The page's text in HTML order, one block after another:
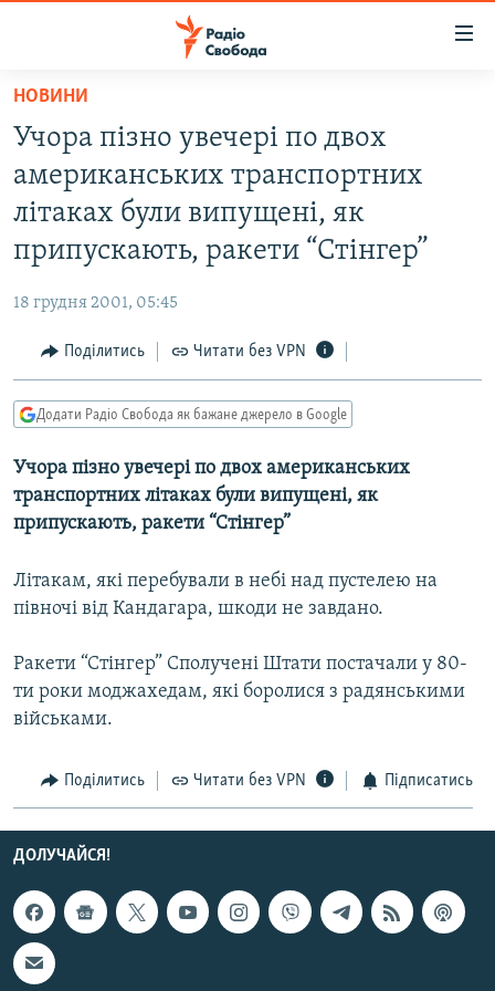
Перейти
основного
матеріалу
Перейти
до
основної
Перейти
пошуку
ВСЕ ЗА ДОБУ
СТАТТІ
СУСПІЛЬСТВО
КУЛЬТУРА
СПОРТ
СВІТ
ДОНБАС.РЕАЛІЇ
КРИМ.РЕАЛІЇ
ТИ ЯК?
КИТАЙ.ВИКЛИКИ
МУЛЬТИМЕДІА
СПЕЦПРОЄКТИ
КРИМ РЕАЛІЇ
РУС
КТАТ
ДОЛУЧАЙСЯ!
НОВИНИ
Учора пізно увечері по двох
американських транспортних
літаках були випущені, як
припускають, ракети “Стінгер”
18 грудня 2001, 05:45
Поділитись Читати без VPN
Додати Радіо Свобода як бажане джерело в Google
Учора пізно увечері по двох американських
транспортних літаках були випущені, як
припускають, ракети “Стінгер”
Літакам, які перебували в небі над пустелею на
півночі від Кандагара, шкоди не завдано.
Ракети “Стінгер” Сполучені Штати постачали у 80-
ти роки моджахедам, які боролися з радянськими
військами.
Поділитись Читати без VPN Підписатись
ДОЛУЧАЙСЯ!